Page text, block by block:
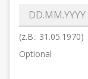
(z.B.: 31.05.1970)
Optional